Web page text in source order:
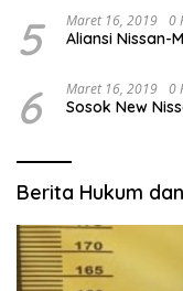
5 Maret 16, 2019 0
Aliansi Nissan-
6 Maret 16, 2019 0
Sosok New
Berita Hukum